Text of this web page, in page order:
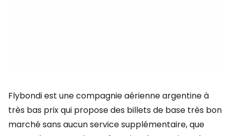
Flybondi est une compagnie aérienne argentine à
très bas prix qui propose des billets de base très bon
marché sans aucun service supplémentaire, que